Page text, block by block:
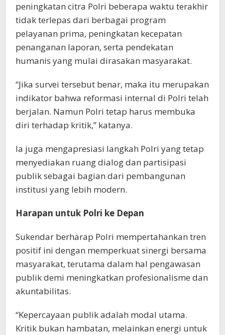
peningkatan citra Polri beberapa waktu terakhir
tidak terlepas dari berbagai program
pelayanan prima, peningkatan kecepatan
penanganan laporan, serta pendekatan
humanis yang mulai dirasakan masyarakat.
“Jika survei tersebut benar, maka itu merupakan
indikator bahwa reformasi internal di Polri telah
berjalan. Namun Polri tetap harus membuka
diri terhadap kritik,” katanya.
Ia juga mengapresiasi langkah Polri yang tetap
menyediakan ruang dialog dan partisipasi
publik sebagai bagian dari pembangunan
institusi yang lebih modern.
Harapan untuk Polri ke Depan
Sukendar berharap Polri mempertahankan tren
positif ini dengan memperkuat sinergi bersama
masyarakat, terutama dalam hal pengawasan
publik demi meningkatkan profesionalisme dan
akuntabilitas.
“Kepercayaan publik adalah modal utama.
Kritik bukan hambatan, melainkan energi untuk